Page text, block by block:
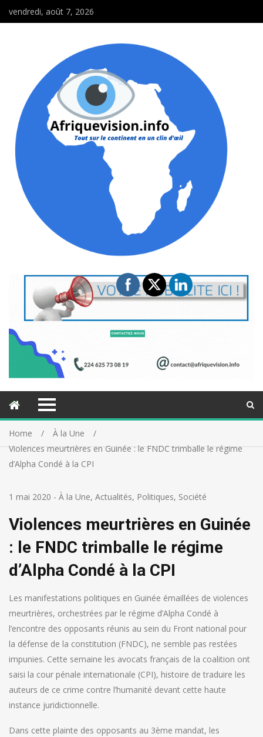
vendredi, août 7, 2026
Home
À la Une
Violences meurtrières en Guinée : le FNDC trimballe le régime
d’Alpha Condé à la CPI
1 mai 2020 - À la Une, Actualités, Politiques, Société
Violences meurtrières en Guinée
: le FNDC trimballe le régime
d’Alpha Condé à la CPI
Les manifestations politiques en Guinée émaillées de violences
meurtrières, orchestrées par le régime d’Alpha Condé à
l’encontre des opposants réunis au sein du Front national pour
la défense de la constitution (FNDC), ne semble pas restées
impunies. Cette semaine les avocats français de la coalition ont
saisi la cour pénale internationale (CPI), histoire de traduire les
auteurs de ce crime contre l’humanité devant cette haute
instance juridictionnelle.
Dans cette plainte des opposants au 3ème mandat, les